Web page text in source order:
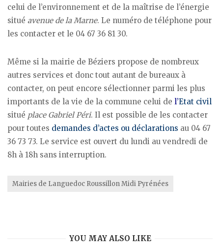
celui de l’environnement et de la maîtrise de l’énergie
situé avenue de la Marne. Le numéro de téléphone pour
les contacter et le 04 67 36 81 30.
Même si la mairie de Béziers propose de nombreux
autres services et donc tout autant de bureaux à
contacter, on peut encore sélectionner parmi les plus
importants de la vie de la commune celui de l’Etat civil
situé place Gabriel Péri. Il est possible de les contacter
pour toutes demandes d’actes ou déclarations au 04 67
36 73 73. Le service est ouvert du lundi au vendredi de
8h à 18h sans interruption.
Mairies de Languedoc Roussillon Midi Pyrénées
YOU MAY ALSO LIKE